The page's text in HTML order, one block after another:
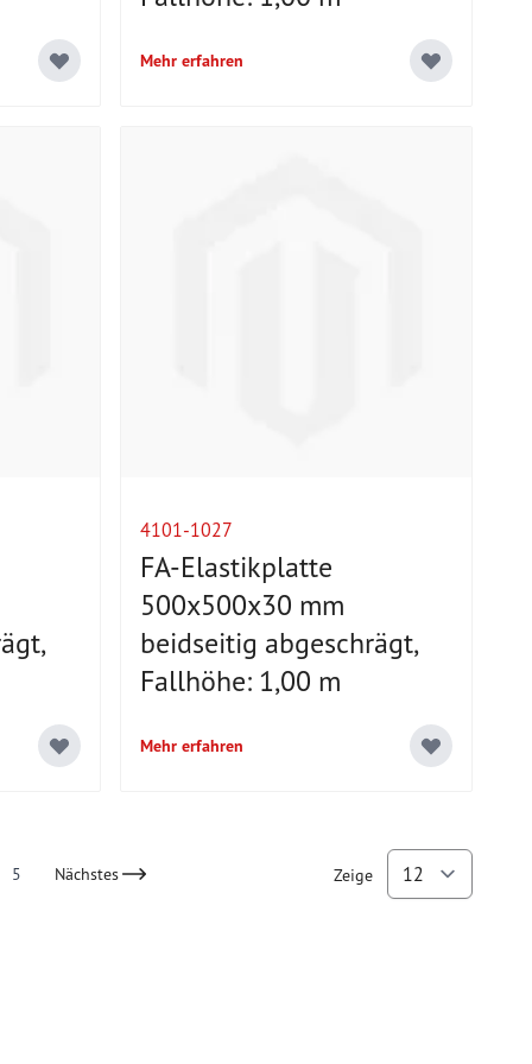
Mehr erfahren
4101-1027
FA-Elastikplatte
500x500x30 mm
beidseitig abgeschrägt,
Fallhöhe: 1,00 m
Mehr erfahren
page
Page
5 Nächstes Zeige